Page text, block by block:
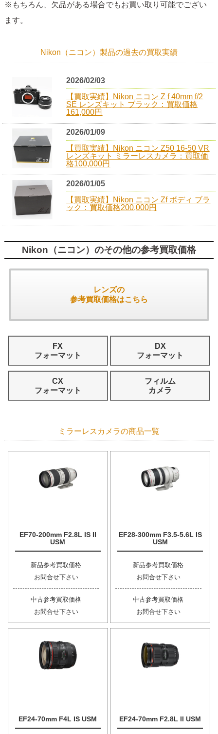
※もちろん、欠品がある場合でもお買い取り可能でござい
ます。
Nikon（ニコン）製品の過去の買取実績
2026/02/03
【買取実績】Nikon ニコン Z f 40mm f/2
SE レンズキット ブラック：買取価格
161,000円
2026/01/09
【買取実績】Nikon ニコン Z50 16-50 VR
レンズキット ミラーレスカメラ：買取価
格100,000円
2026/01/05
【買取実績】Nikon ニコン Zf ボディ ブラ
ック：買取価格200,000円
Nikon（ニコン）のその他の参考買取価格
レンズの
参考買取価格はこちら
FX
フォーマット
DX
フォーマット
CX
フォーマット
フィルム
カメラ
ミラーレスカメラの商品一覧
EF70-200mm F2.8L IS II
USM
新品参考買取価格
お問合せ下さい
中古参考買取価格
お問合せ下さい
EF28-300mm F3.5-5.6L IS
USM
新品参考買取価格
お問合せ下さい
中古参考買取価格
お問合せ下さい
EF24-70mm F4L IS USM EF24-70mm F2.8L II USM